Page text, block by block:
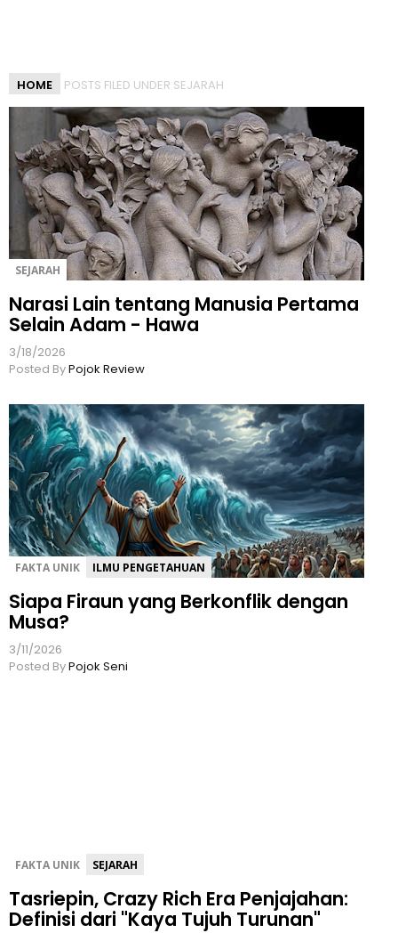
n
T
e
r
b
a
i
k
U
n
t
u
k
u
HOME POSTS FILED UNDER SEJARAH
SEJARAH
Narasi Lain tentang Manusia Pertama
Selain Adam - Hawa
3/18/2026
Posted ByPojok Review
FAKTA UNIK ILMU PENGETAHUAN
Siapa Firaun yang Berkonflik dengan
Musa?
3/11/2026
Posted ByPojok Seni
FAKTA UNIK SEJARAH
Tasriepin, Crazy Rich Era Penjajahan:
Definisi dari "Kaya Tujuh Turunan"